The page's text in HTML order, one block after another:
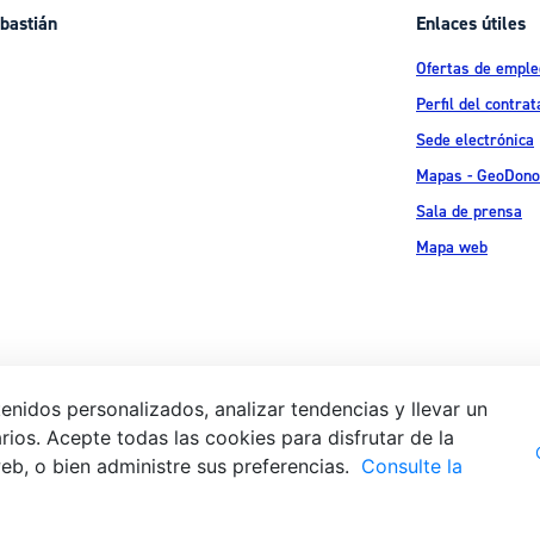
Enlaces útiles
Ofertas de
Perfil del
Sede electrónica
Mapas -
Sala de prensa
Mapa web
Ijentea 1,
Aviso legal
personalizados, analizar tendencias y llevar un
Acepte todas las cookies para disfrutar de la
o bien administre sus preferencias. Consulte la